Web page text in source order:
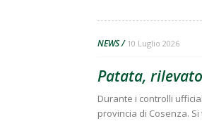
NEWS 10 Luglio 2026
Patata,
Durante i controlli
provincia di Cosenza.